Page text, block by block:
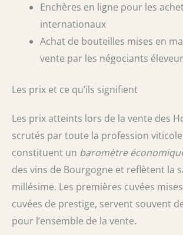
Enchères en ligne pour les
internationaux
Achat de bouteilles mises en
vente par les négociants
Les prix et ce qu’ils signifient
Les prix atteints lors de la vente des
scrutés par toute la profession
constituent un baromètre
des vins de Bourgogne et reflètent la
millésime. Les premières cuvées
cuvées de prestige, servent souvent
pour l’ensemble de la vente.